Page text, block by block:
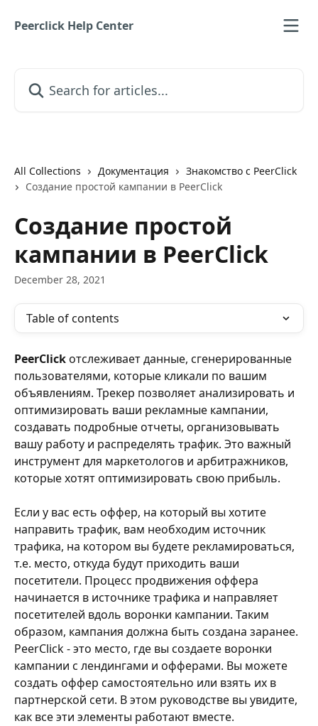
Peerclick Help Center
All Collections Документация
Знакомство с PeerClick
Создание простой кампании в PeerClick
Создание простой
кампании в PeerClick
December 28, 2021
Table of contents
PeerСlick отслеживает данные, сгенерированные
пользователями, которые кликали по вашим
объявлениям. Трекер позволяет анализировать и
оптимизировать ваши рекламные кампании,
создавать подробные отчеты, организовывать
вашу работу и распределять трафик. Это важный
инструмент для маркетологов и арбитражников,
которые хотят оптимизировать свою прибыль.
Если у вас есть оффер, на который вы хотите
направить трафик, вам необходим источник
трафика, на котором вы будете рекламироваться,
т.е. место, откуда будут приходить ваши
посетители. Процесс продвижения оффера
начинается в источнике трафика и направляет
посетителей вдоль воронки кампании. Таким
образом, кампания должна быть создана заранее.
PeerСlick - это место, где вы создаете воронки
кампании с лендингами и офферами. Вы можете
создать оффер самостоятельно или взять их в
партнерской сети. В этом руководстве вы увидите,
как все эти элементы работают вместе.